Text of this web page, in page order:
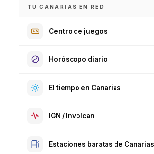
TU CANARIAS EN RED
Centro de juegos
Horóscopo diario
El tiempo en Canarias
IGN / Involcan
Estaciones baratas de Canarias